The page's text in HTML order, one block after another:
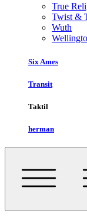
True
Twist &
Wuth
Six Ames
Transit
Taktil
herman